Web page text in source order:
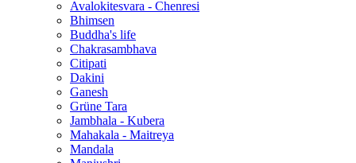
Avalokitesvara - Chenresi
Bhimsen
Buddha's life
Chakrasambhava
Citipati
Dakini
Ganesh
Grüne Tara
Jambhala - Kubera
Mahakala - Maitreya
Mandala